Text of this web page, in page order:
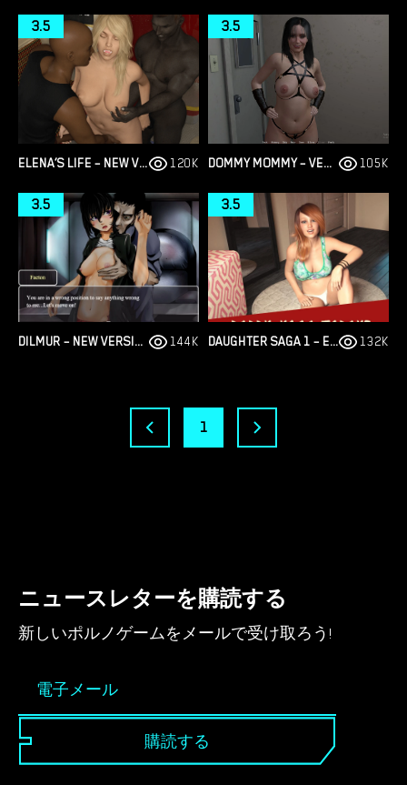
ELENA’S LIFE – NEW VERSION 0.33 [NICKFIFA]
3.5
120K DOMMY MOMMY – VERSION 1.0 (FULL GAME) [PESTUS GAMES]
3.5
105K
DILMUR – NEW VERSION 0.18 [SHASO]
3.5
144K DAUGHTER SAGA 1 – EPISODE 5 [SAGAS]
3.5
132K
1
ニュースレターを購読する
新しいポルノゲームをメールで受け取ろう!
購読する